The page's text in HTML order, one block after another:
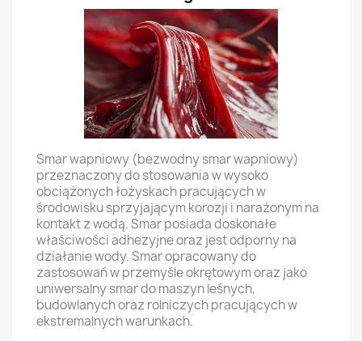
Smar wapniowy (bezwodny smar wapniowy)
przeznaczony do stosowania w wysoko
obciążonych łożyskach pracujących w
środowisku sprzyjającym korozji i narażonym na
kontakt z wodą. Smar posiada doskonałe
właściwości adhezyjne oraz jest odporny na
działanie wody. Smar opracowany do
zastosowań w przemyśle okrętowym oraz jako
uniwersalny smar do maszyn leśnych,
budowlanych oraz rolniczych pracujących w
ekstremalnych warunkach.